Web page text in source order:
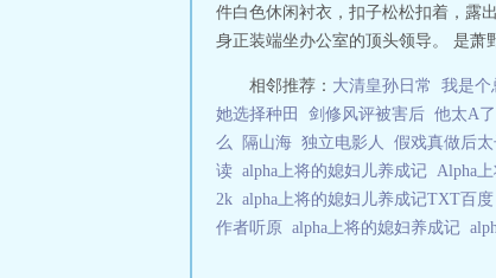
件白色休闲衬衣，扣子松松扣着，露
身正装端坐办公室的顶头领导。 是萧
相邻推荐： 大清皇孙日常 我是个
她选择种田
剑修风评被害后 他太A
么
隔山海 独立电影人 假戏真做后
读 alpha上将的媳妇儿养成记 Alpha
2k alpha上将的媳妇儿养成记TXT百度
作者听原 alpha上将的媳妇养成记